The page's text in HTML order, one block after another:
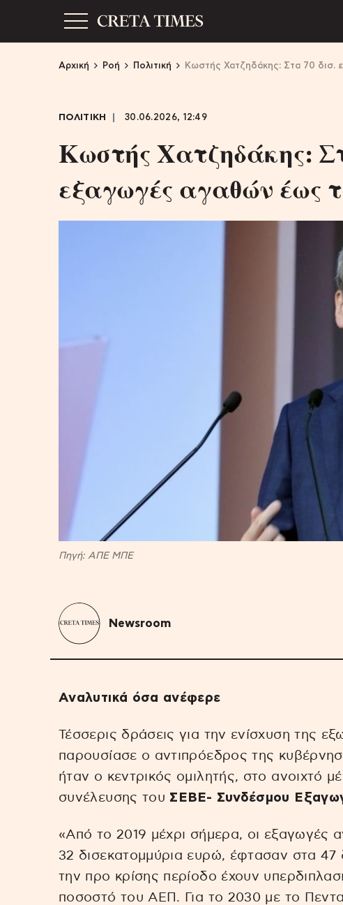
Αρχική Ροή Πολιτική Kωστής Χατζηδάκης: Στα 70
ΠΟΛΙΤΙΚΗ 30.06.2026, 12:49
Kωστής Χατζηδάκης:
εξαγωγές αγαθών έως
Πηγή: ΑΠΕ ΜΠΕ
Newsroom
Αναλυτικά όσα ανέφερε
Τέσσερις δράσεις για την ενίσχυση της
παρουσίασε ο αντιπρόεδρος της
ήταν ο κεντρικός ομιλητής, στο ανοιχτό
συνέλευσης του ΣΕΒΕ- Συνδέσμου
«Από το 2019 μέχρι σήμερα, οι εξαγωγές
32 δισεκατομμύρια ευρώ, έφτασαν στα 47
την προ κρίσης περίοδο έχουν
ποσοστό του ΑΕΠ. Για το 2030 με το